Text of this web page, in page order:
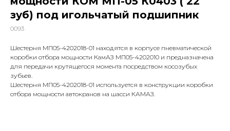
зуб) под игольчатый подшипник
0093
Шестерня МП05-4202018-01 находятся в корпусе пневматической
коробки отбора мощности КамАЗ МП05-4202010 и предназначена
для передачи крутящегося момента посредством косозубых
зубьев.
Шестерня МП05-4202018-01 используется в конструкции коробки
отбора мощности автокранов на шасси КАМАЗ.